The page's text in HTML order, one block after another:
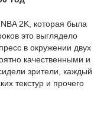
2K, которая была
это выглядело
в окружении двух
качественными и
зрители, каждый
текстур и прочего